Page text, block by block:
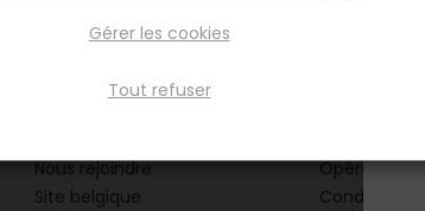
Liens utiles
Nous rejoindre
Site belgique
Opération
Conditions
Gérer les cookies
Tout refuser